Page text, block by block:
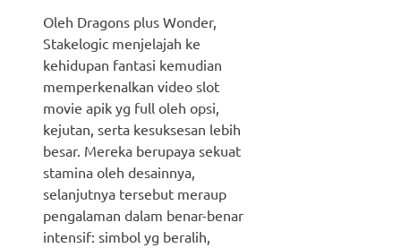
Oleh Dragons plus Wonder,
Stakelogic menjelajah ke
kehidupan fantasi kemudian
memperkenalkan video slot
movie apik yg full oleh opsi,
kejutan, serta kesuksesan lebih
besar. Mereka berupaya sekuat
stamina oleh desainnya,
selanjutnya tersebut meraup
pengalaman dalam benar-benar
intensif: simbol yg beralih,